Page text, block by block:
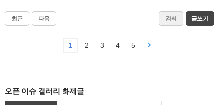
최근 다음 검색 글쓰기
1 2 3 4 5
오픈 이슈 갤러리 화제글